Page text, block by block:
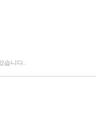
습니다.